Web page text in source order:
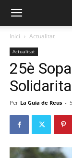
Inici Actualitat
Actualitat
25è
Per La Guia de Reus -